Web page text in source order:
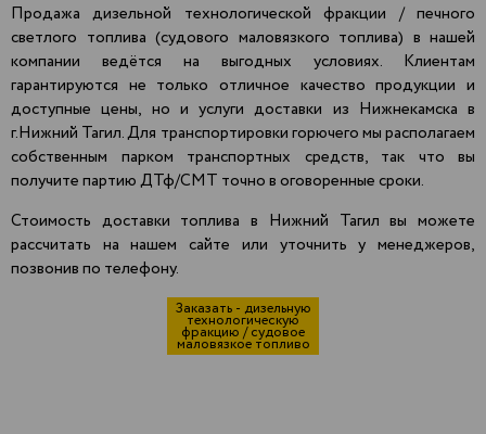
Продажа дизельной технологической фракции / печного
светлого топлива (судового маловязкого топлива) в нашей
компании ведётся на выгодных условиях. Клиентам
гарантируются не только отличное качество продукции и
доступные цены, но и услуги доставки из Нижнекамска в
г.Нижний Тагил. Для транспортировки горючего мы располагаем
собственным парком транспортных средств, так что вы
получите партию ДТф/СМТ точно в оговоренные сроки.
Стоимость доставки топлива в Нижний Тагил вы можете
рассчитать на нашем сайте или уточнить у менеджеров,
позвонив по телефону.
Заказать - дизельную
технологическую
фракцию / судовое
маловязкое топливо